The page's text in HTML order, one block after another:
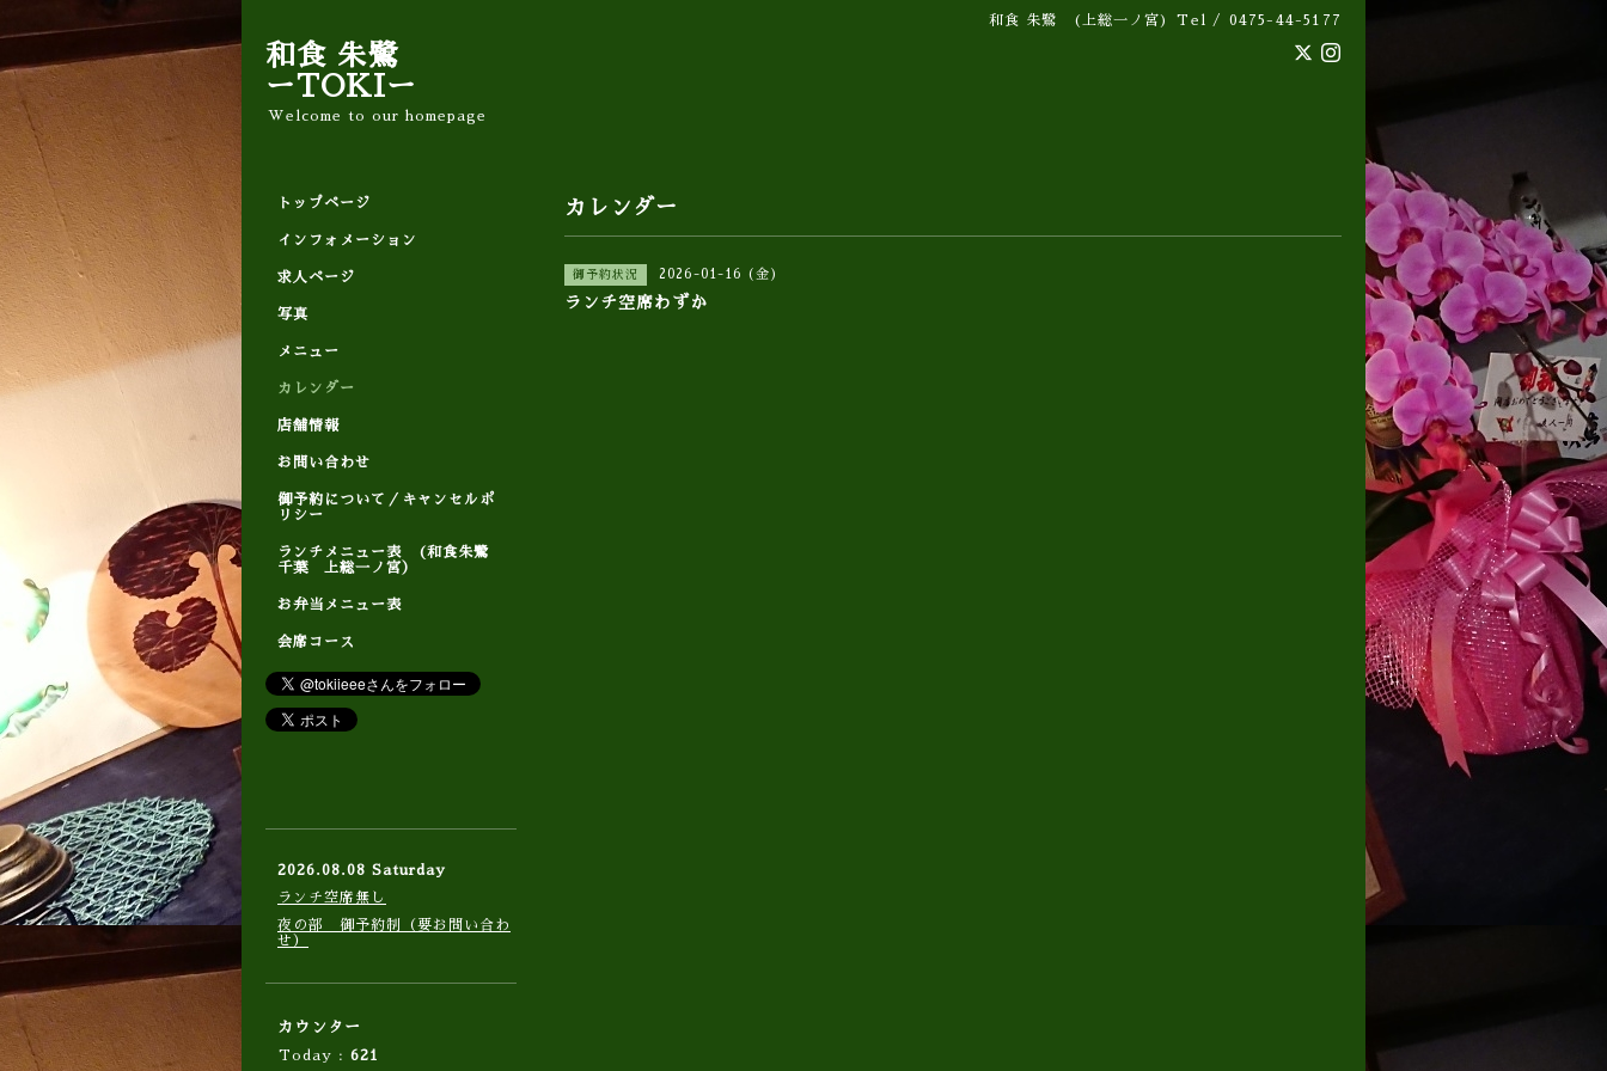
和食 朱鷺 (上総一ノ宮) Tel / 0475-44-5177
和食 朱鷺
ーTOKIー
Welcome to our homepage
カレンダー
御予約状況 2026-01-16 (金)
ランチ空席わずか
トップページ
インフォメーション
求人ページ
写真
メニュー
カレンダー
店舗情報
お問い合わせ
御予約について／キャンセルポ
リシー
ランチメニュー表 (和食朱鷺
千葉 上総一ノ宮）
お弁当メニュー表
会席コース
2026.08.08 Saturday
ランチ空席無し
夜の部 御予約制（要お問い合わ
せ）
カウンター
Today : 621